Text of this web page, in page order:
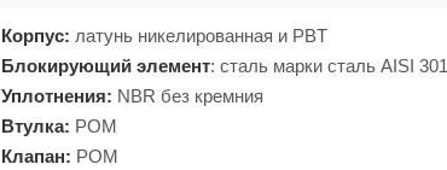
Корпус: латунь никелированная и PBT
Блокирующий элемент: сталь марки сталь AISI 301
Уплотнения: NBR без кремния
Втулка: POM
Клапан: POM